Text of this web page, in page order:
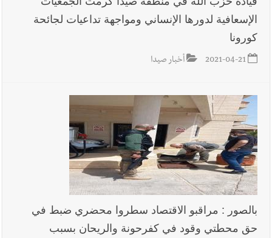
أخبار صيدا بالصور : غسان سركيس يرعى تخرّج فوج الفكر والإبداع
في ثانوية السفير : تعلّمت منكم حب الوطن والتمسك بالأرض ...
والجنوب هو عزة وكرامة لبنان
والبيلاني
الإسعافية لدورها الإنساني ومواجهة تداعيات لجائحة
كورونا
2021-04-21 أخبار صيدا
بالصور : مراقبو الاقتصاد سطروا محضري ضبط في
حق محطتي وقود في كفرحونة والريحان بسبب